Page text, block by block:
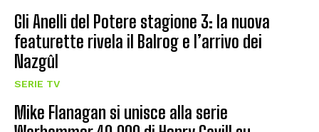
Gli Anelli del Potere stagione 3: la nuova
featurette rivela il Balrog e l’arrivo dei
Nazgûl
SERIE TV
Mike Flanagan si unisce alla serie